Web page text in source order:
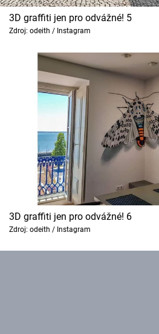
3D graffiti jen pro odvážné! 5
Zdroj: odeith / Instagram
3D graffiti jen pro odvážné! 6
Zdroj: odeith / Instagram